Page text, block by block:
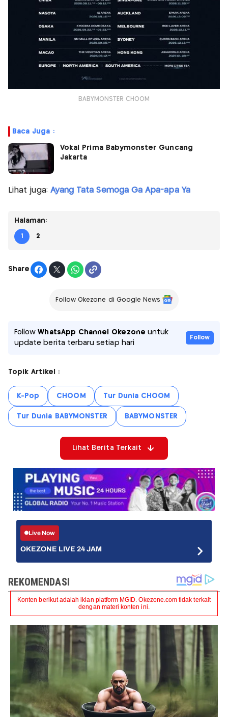
BABYMONSTER CHOOM
Baca Juga :
Vokal Prima Babymonster Guncang
Jakarta
Lihat juga: Ayang Tata Semoga Ga Apa-apa Ya
Halaman:
1 2
Share
Follow Okezone di Google News
FollowWhatsApp Channel Okezone untuk
update berita terbaru setiap hari
Follow
Topik Artikel :
K-Pop CHOOM Tur Dunia CHOOM
Tur Dunia BABYMONSTER BABYMONSTER
Lihat Berita Terkait
Live Now
OKEZONE LIVE 24 JAM